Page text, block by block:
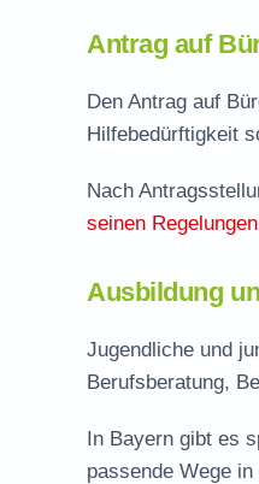
Antrag auf
Den Antrag auf
Hilfebedürftigkeit
Nach
seinen Regelungen
Ausbildung
Jugendliche und
Berufsberatung,
In Bayern gibt es
passende Wege